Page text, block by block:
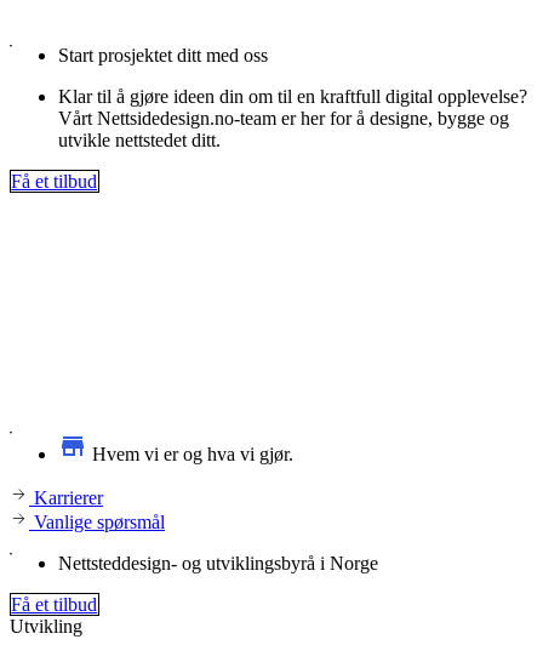
Start prosjektet ditt med oss
Klar til å gjøre ideen din om til en kraftfull digital opplevelse?
Vårt Nettsidedesign.no-team er her for å designe, bygge og
utvikle nettstedet ditt.
Få et tilbud
Hvem vi er og hva vi gjør.
Karrierer
Vanlige spørsmål
Nettsteddesign- og utviklingsbyrå i Norge
Få et tilbud
Utvikling